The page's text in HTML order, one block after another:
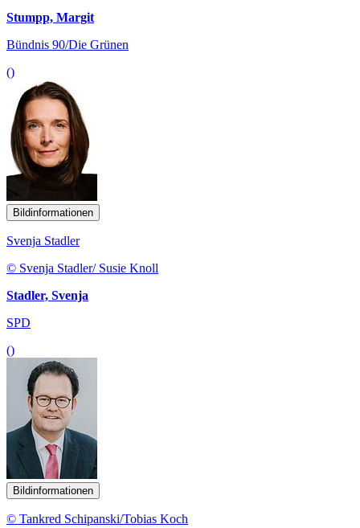
Stumpp, Margit
Bündnis 90/Die Grünen
()
Bildinformationen
Svenja Stadler
© Svenja Stadler/ Susie Knoll
Stadler, Svenja
SPD
()
Bildinformationen
© Tankred Schipanski/Tobias Koch